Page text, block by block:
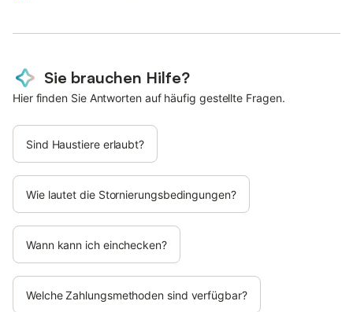
Sie brauchen Hilfe?
Hier finden Sie Antworten auf häufig gestellte Fragen.
Sind Haustiere erlaubt?
Wie lautet die Stornierungsbedingungen?
Wann kann ich einchecken?
Welche Zahlungsmethoden sind verfügbar?